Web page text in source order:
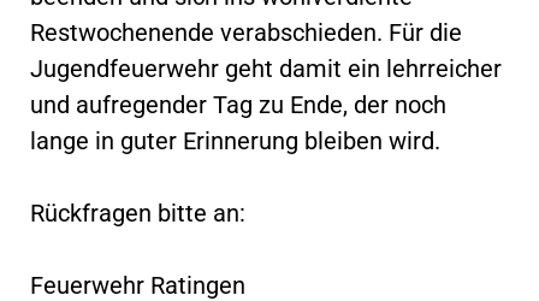
Restwochenende verabschieden. Für die
Jugendfeuerwehr geht damit ein lehrreicher
und aufregender Tag zu Ende, der noch
lange in guter Erinnerung bleiben wird.
Rückfragen bitte an:
Feuerwehr Ratingen